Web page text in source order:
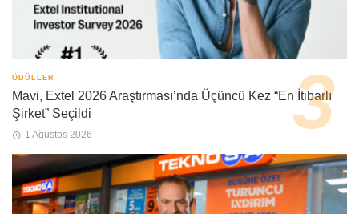
ÖDÜLLER
Mavi, Extel 2026 Araştırması’nda Üçüncü Kez “En İtibarlı
Şirket” Seçildi
1 Ağustos 2026